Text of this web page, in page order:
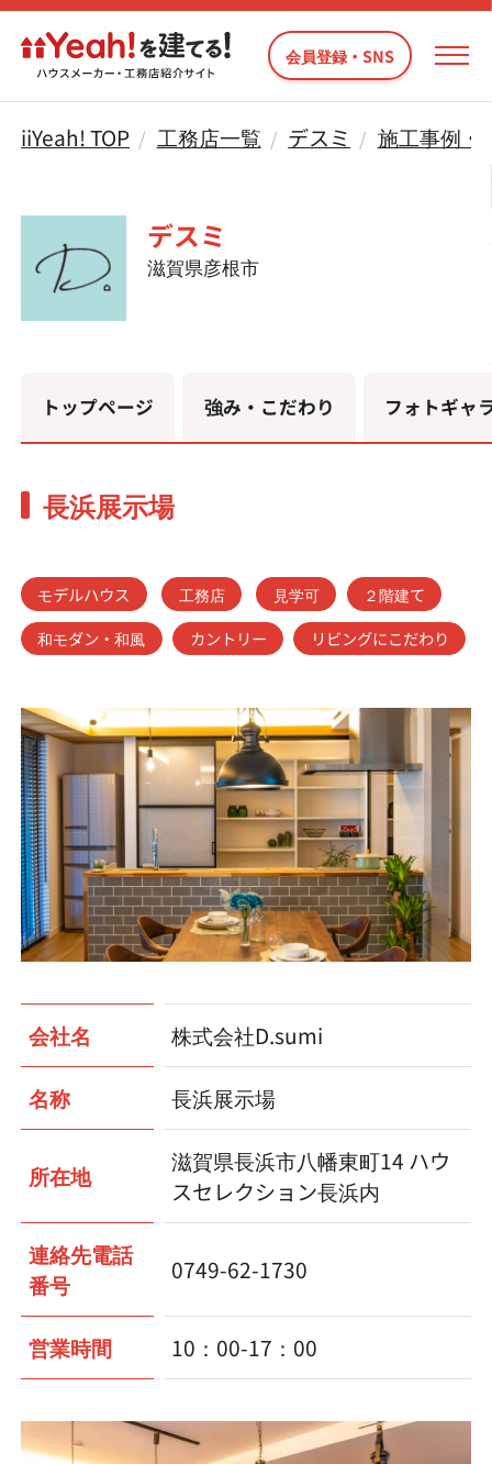
会員登録・SNS
iiYeah! TOP 工務店一覧 デスミ 施工事例・
デスミ
滋賀県彦根市
トップページ 強み・こだわり フォトギャ
長浜展示場
モデルハウス 工務店 見学可
２階建て
和モダン・和風
カントリー リビングにこだわり
会社名 株式会社D.sumi
名称 長浜展示場
所在地
滋賀県長浜市八幡東町14 ハウ
スセレクション長浜内
連絡先電話
番号
0749-62-1730
営業時間 10：00-17：00